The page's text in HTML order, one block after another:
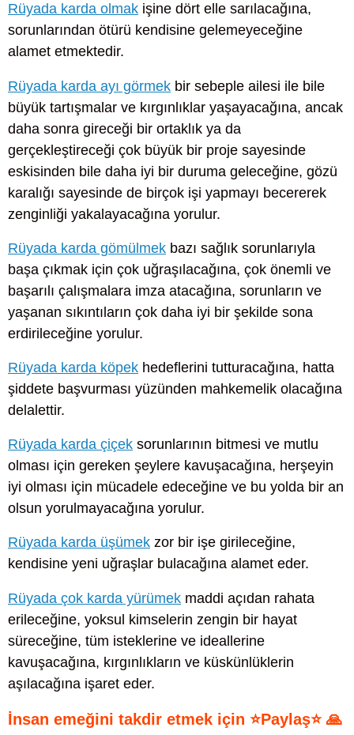
Rüyada karda olmak işine dört elle sarılacağına,
sorunlarından ötürü kendisine gelemeyeceğine
alamet etmektedir.
Rüyada karda ayı görmek bir sebeple ailesi ile bile
büyük tartışmalar ve kırgınlıklar yaşayacağına, ancak
daha sonra gireceği bir ortaklık ya da
gerçekleştireceği çok büyük bir proje sayesinde
eskisinden bile daha iyi bir duruma geleceğine, gözü
karalığı sayesinde de birçok işi yapmayı becererek
zenginliği yakalayacağına yorulur.
Rüyada karda gömülmek bazı sağlık sorunlarıyla
başa çıkmak için çok uğraşılacağına, çok önemli ve
başarılı çalışmalara imza atacağına, sorunların ve
yaşanan sıkıntıların çok daha iyi bir şekilde sona
erdirileceğine yorulur.
Rüyada karda köpek hedeflerini tutturacağına, hatta
şiddete başvurması yüzünden mahkemelik olacağına
delalettir.
Rüyada karda çiçek sorunlarının bitmesi ve mutlu
olması için gereken şeylere kavuşacağına, herşeyin
iyi olması için mücadele edeceğine ve bu yolda bir an
olsun yorulmayacağına yorulur.
Rüyada karda üşümek zor bir işe girileceğine,
kendisine yeni uğraşlar bulacağına alamet eder.
Rüyada çok karda yürümek maddi açıdan rahata
erileceğine, yoksul kimselerin zengin bir hayat
süreceğine, tüm isteklerine ve ideallerine
kavuşacağına, kırgınlıkların ve küskünlüklerin
aşılacağına işaret eder.
İnsan emeğini takdir etmek için ⭐Paylaş⭐ 🙏